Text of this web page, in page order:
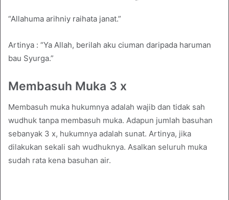
“Allahuma arihniy raihata janat.”
Artinya : “Ya Allah, berilah aku ciuman daripada haruman
bau Syurga.”
Membasuh Muka 3 x
Membasuh muka hukumnya adalah wajib dan tidak sah
wudhuk tanpa membasuh muka. Adapun jumlah basuhan
sebanyak 3 x, hukumnya adalah sunat. Artinya, jika
dilakukan sekali sah wudhuknya. Asalkan seluruh muka
sudah rata kena basuhan air.